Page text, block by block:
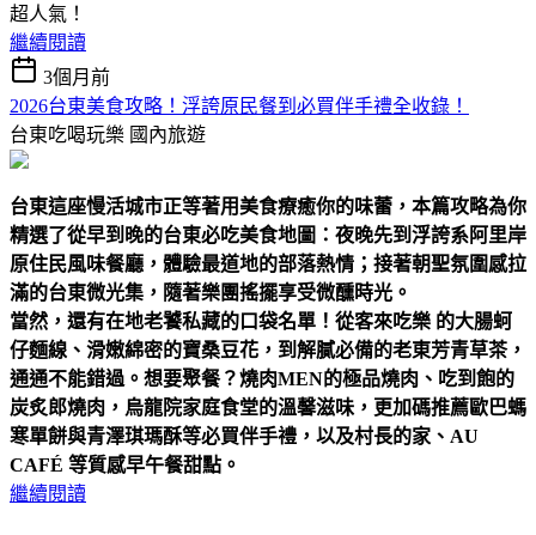
超人氣！
繼續閱讀
3個月前
2026台東美食攻略！浮誇原民餐到必買伴手禮全收錄！
台東吃喝玩樂 國內旅遊
台東這座慢活城市正等著用美食療癒你的味蕾，本篇攻略為你
精選了從早到晚的台東必吃美食地圖：夜晚先到浮誇系阿里岸
原住民風味餐廳，體驗最道地的部落熱情；接著朝聖氛圍感拉
滿的台東微光集，隨著樂團搖擺享受微醺時光。
當然，還有在地老饕私藏的口袋名單！從客來吃樂 的大腸蚵
仔麵線、滑嫩綿密的寶桑豆花，到解膩必備的老東芳青草茶，
通通不能錯過。想要聚餐？燒肉MEN的極品燒肉、吃到飽的
炭炙郎燒肉，烏龍院家庭食堂的溫馨滋味，更加碼推薦歐巴螞
寒單餅與青澤琪瑪酥等必買伴手禮，以及村長的家、AU
CAFÉ 等質感早午餐甜點。
繼續閱讀